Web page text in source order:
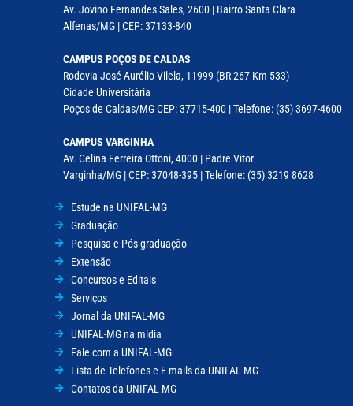
Av. Jovino Fernandes Sales, 2600 | Bairro Santa Clara
Alfenas/MG | CEP: 37133-840
CAMPUS POÇOS DE CALDAS
Rodovia José Aurélio Vilela, 11999 (BR 267 Km 533)
Cidade Universitária
Poços de Caldas/MG CEP: 37715-400 | Telefone: (35) 3697-4600
CAMPUS VARGINHA
Av. Celina Ferreira Ottoni, 4000 | Padre Vitor
Varginha/MG | CEP: 37048-395 | Telefone: (35) 3219 8628
Estude na UNIFAL-MG
Graduação
Pesquisa e Pós-graduação
Extensão
Concursos e Editais
Serviços
Jornal da UNIFAL-MG
UNIFAL-MG na mídia
Fale com a UNIFAL-MG
Lista de Telefones e E-mails da UNIFAL-MG
Contatos da UNIFAL-MG